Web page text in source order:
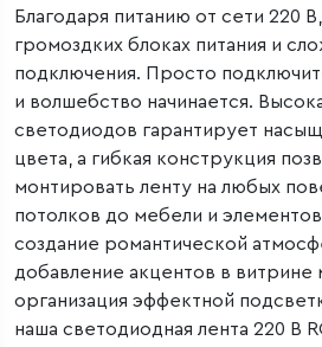
Благодаря питанию от сети 220
громоздких блоках питания и
подключения. Просто
и волшебство начинается.
светодиодов гарантирует
цвета, а гибкая конструкция
монтировать ленту на любых
потолков до мебели и
создание романтической
добавление акцентов в витрине
организация эффектной
наша светодиодная лента 220 В